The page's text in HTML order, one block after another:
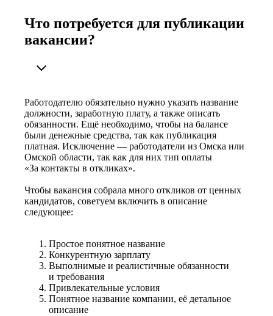
Что потребуется для публикации
вакансии?
Работодателю обязательно нужно указать название
должности, заработную плату, а также описать
обязанности. Ещё необходимо, чтобы на балансе
были денежные средства, так как публикация
платная. Исключение — работодатели из Омска или
Омской области, так как для них тип оплаты
«За контакты в откликах».
Чтобы вакансия собрала много откликов от ценных
кандидатов, советуем включить в описание
следующее:
Простое понятное название
Конкурентную зарплату
Выполнимые и реалистичные обязанности
и требования
Привлекательные условия
Понятное название компании, её детальное
описание